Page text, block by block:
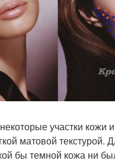
участки
матовой
бы темной кожа ни